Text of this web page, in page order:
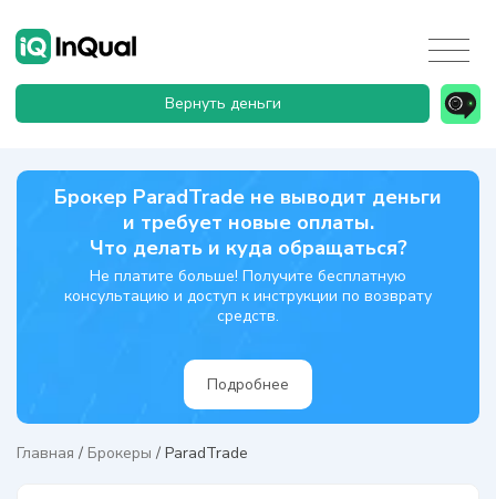
Вернуть деньги
Брокер ParadTrade не выводит деньги
и требует новые оплаты.
Что делать и куда обращаться?
Не платите больше! Получите бесплатную
консультацию и доступ к инструкции по возврату
средств.
Подробнее
Главная / Брокеры / ParadTrade